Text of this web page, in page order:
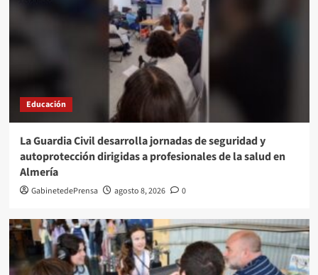
Educación
La Guardia Civil desarrolla jornadas de seguridad y
autoprotección dirigidas a profesionales de la salud en
Almería
GabinetedePrensa agosto 8, 2026 0